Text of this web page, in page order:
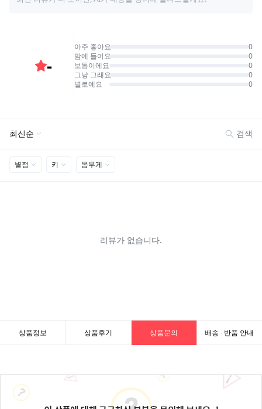
상품정보 상품후기 상품문의 배송 · 반품 안내